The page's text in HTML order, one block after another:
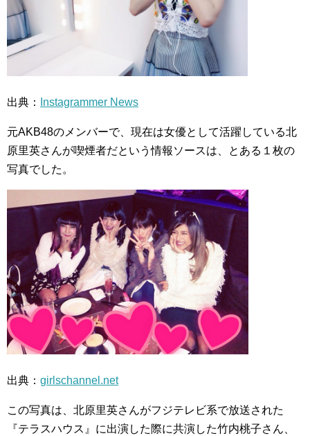
出典： Instagrammer News
元AKB48のメンバーで、現在は女優として活躍している北
原里英さんが喫煙者だという情報ソースは、とある１枚の
写真でした。
出典： girlschannel.net
この写真は、北原里英さんがフジテレビ系で放送された
『テラスハウス』に出演した際に共演した竹内桃子さん、